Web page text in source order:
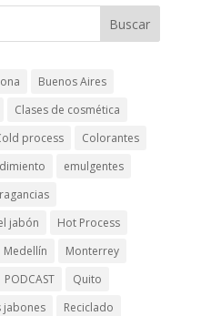
Buenos Aires
Clases de cosmética
process
Colorantes
emulgentes
jabón
Hot Process
Medellín
Monterrey
PODCAST
Quito
jabones
Reciclado